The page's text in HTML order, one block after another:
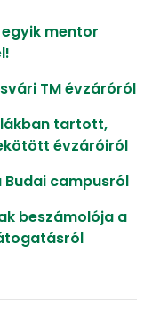
mentor
TM évzáróról
tartott,
évzáróiról
Budai campusról
beszámolója a